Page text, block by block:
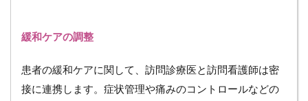
（２）
リソー
スの確
保
緩和ケアの調整
患者の緩和ケアに関して、訪問診療医と訪問看護師は密
接に連携します。症状管理や痛みのコントロールなどの